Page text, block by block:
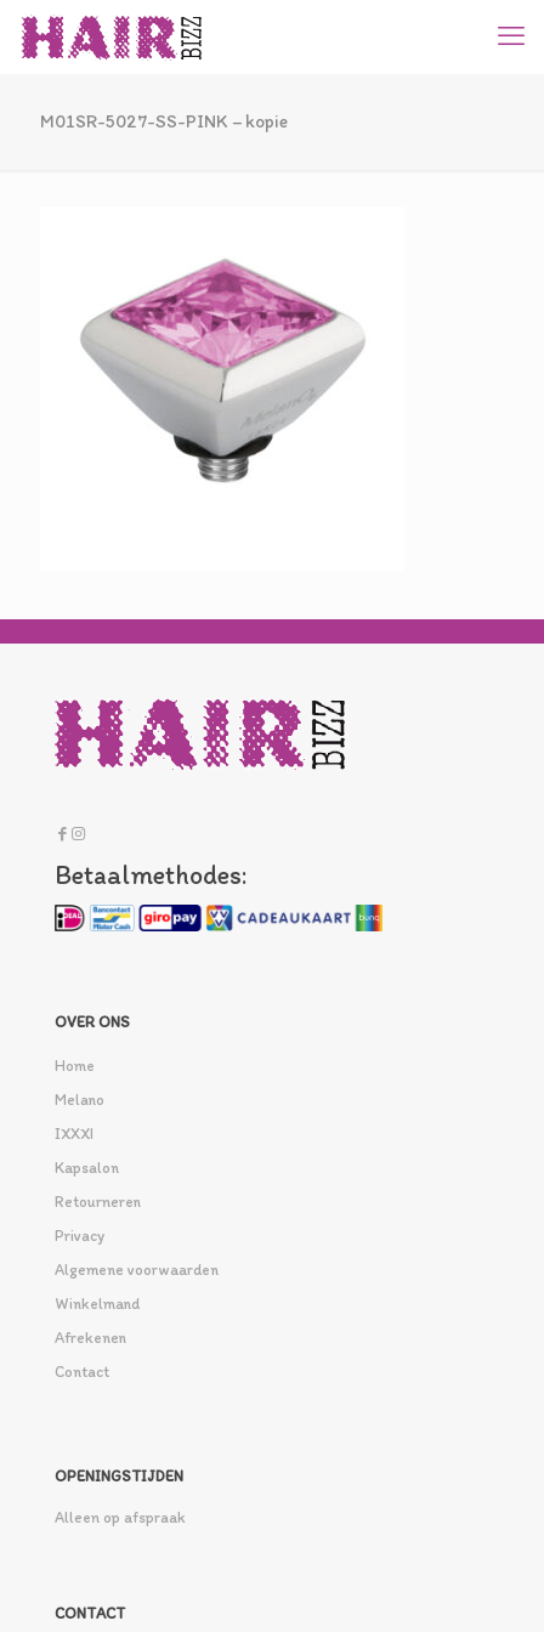
M01SR-5027-SS-PINK – kopie
Betaalmethodes:
OVER ONS
Home
Melano
IXXXI
Kapsalon
Retourneren
Privacy
Algemene voorwaarden
Winkelmand
Afrekenen
Contact
OPENINGSTIJDEN
Alleen op afspraak
CONTACT